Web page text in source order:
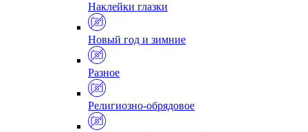
Наклейки глазки
Новый год и зимние
Разное
Религиозно-обрядовое